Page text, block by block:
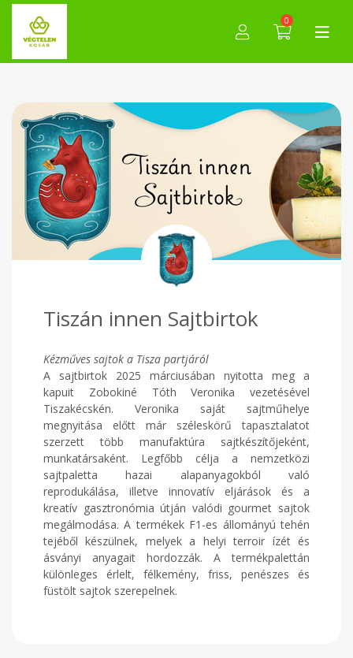
0
Tiszán innen Sajtbirtok
Kézműves sajtok a Tisza partjáról
A sajtbirtok 2025 márciusában nyitotta meg a
kapuit Zobokiné Tóth Veronika vezetésével
Tiszakécskén. Veronika saját sajtműhelye
megnyitása előtt már széleskörű tapasztalatot
szerzett több manufaktúra sajtkészítőjeként,
munkatársaként. Legfőbb célja a nemzetközi
sajtpaletta hazai alapanyagokból való
reprodukálása, illetve innovatív eljárások és a
kreatív gasztronómia útján valódi gourmet sajtok
megálmodása. A termékek F1-es állományú tehén
tejéből készülnek, melyek a helyi terroir ízét és
ásványi anyagait hordozzák. A termékpalettán
különleges érlelt, félkemény, friss, penészes és
füstölt sajtok szerepelnek.